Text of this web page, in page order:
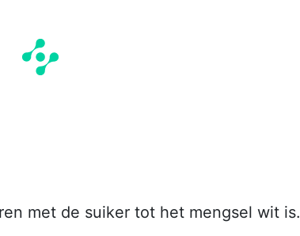
met de suiker tot het mengsel wit is.